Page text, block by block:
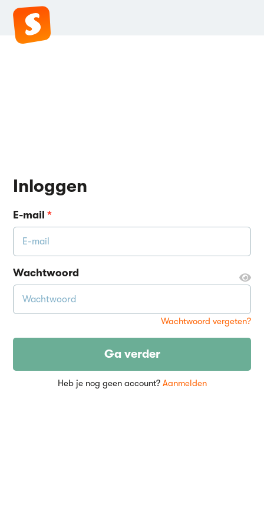
Inloggen
E-mail*
Wachtwoord
Wachtwoord vergeten?
Ga verder
Heb je nog geen account? Aanmelden